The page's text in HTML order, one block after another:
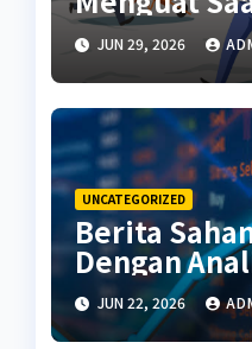
Kembali
JUN 29, 2026
UNCATEGORIZED
Berita
Dengan
Terbaru
JUN 22, 2026